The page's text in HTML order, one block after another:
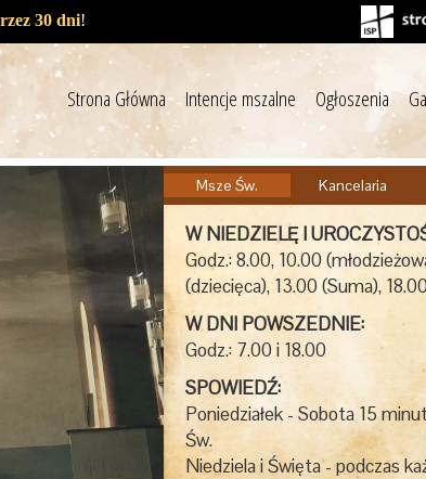
30 dni!
Strona Główna Intencje mszalne Ogłoszenia
Msze Św. Kancelaria
W NIEDZIELĘ I
Godz.: 8.00, 10.00
(dziecięca), 13.00 (Suma),
W DNI POWSZEDNIE:
Godz.: 7.00 i 18.00
SPOWIEDŹ:
Poniedziałek - Sobota 15
Św.
Niedziela i Święta - podczas